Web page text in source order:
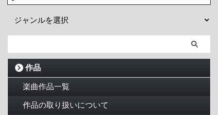
作品
楽曲作品一覧
作品の取り扱いについて